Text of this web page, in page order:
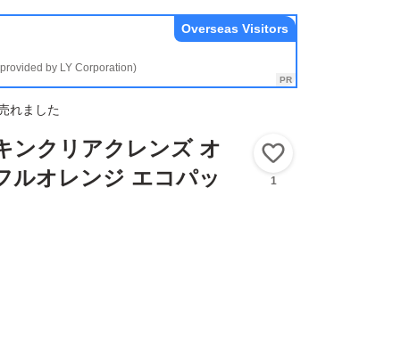
by LY Corporation)
Overseas Visitors
れました
ンクリアクレンズ オ
ルオレンジ エコパッ
1